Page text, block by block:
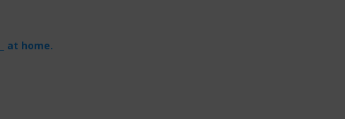
at home.